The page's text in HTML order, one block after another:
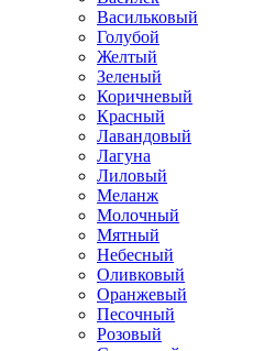
Васильковый
Голубой
Желтый
Зеленый
Коричневый
Красный
Лавандовый
Лагуна
Лиловый
Меланж
Молочный
Мятный
Небесный
Оливковый
Оранжевый
Песочный
Розовый